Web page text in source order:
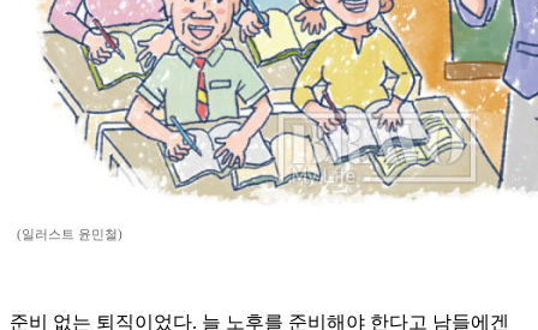
(일러스트 윤민철)
준비 없는 퇴직이었다. 늘 노후를 준비해야 한다고 남들에겐